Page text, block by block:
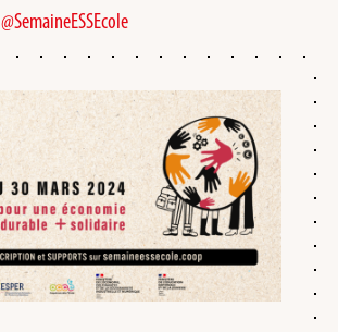
@SemaineESSEcole